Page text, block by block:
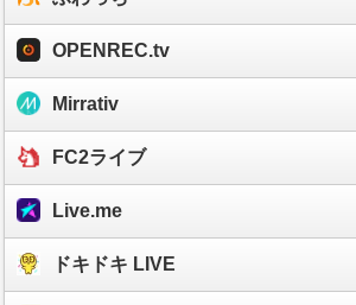
OPENREC.tv
Mirrativ
FC2ライブ
Live.me
ドキドキ LIVE